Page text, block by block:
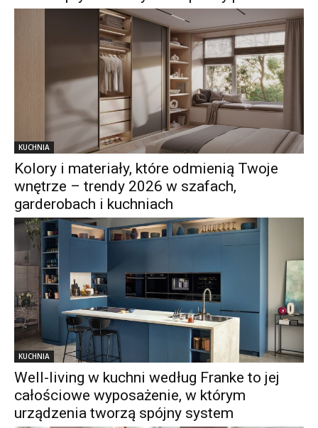
KUCHNIA
Kolory i materiały, które odmienią Twoje
wnętrze – trendy 2026 w szafach,
garderobach i kuchniach
KUCHNIA
Well-living w kuchni według Franke to jej
całościowe wyposażenie, w którym
urządzenia tworzą spójny system